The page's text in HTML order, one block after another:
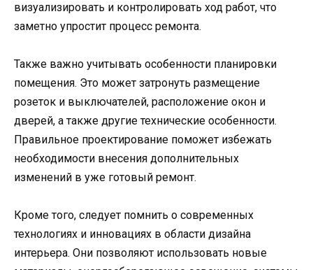
визуализировать и контролировать ход работ, что
заметно упростит процесс ремонта.
Также важно учитывать особенности планировки
помещения. Это может затронуть размещение
розеток и выключателей, расположение окон и
дверей, а также другие технические особенности.
Правильное проектирование поможет избежать
необходимости внесения дополнительных
изменений в уже готовый ремонт.
Кроме того, следует помнить о современных
технологиях и инновациях в области дизайна
интерьера. Они позволяют использовать новые